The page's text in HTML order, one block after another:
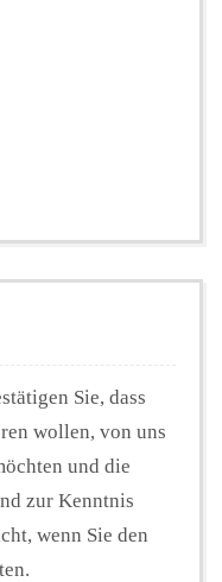
Sie, dass
wollen, von uns
und die
zur Kenntnis
wenn Sie den